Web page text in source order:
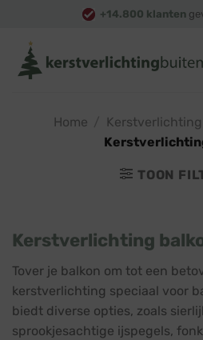
content
+14.800 klanten
Home Kerstverlichting
TOON
Kerstverlichting
Tover je balkon om tot een
kerstverlichting speciaal voor
biedt diverse opties, zoals
sprookjesachtige ijspegels,